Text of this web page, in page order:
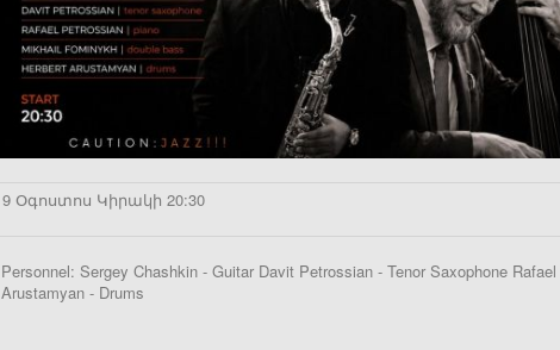
9 Օգոստոս Կիրակի 20:30
Personnel: Sergey Chashkin - Guitar Davit Petrossian - Tenor Saxophone
Arustamyan - Drums